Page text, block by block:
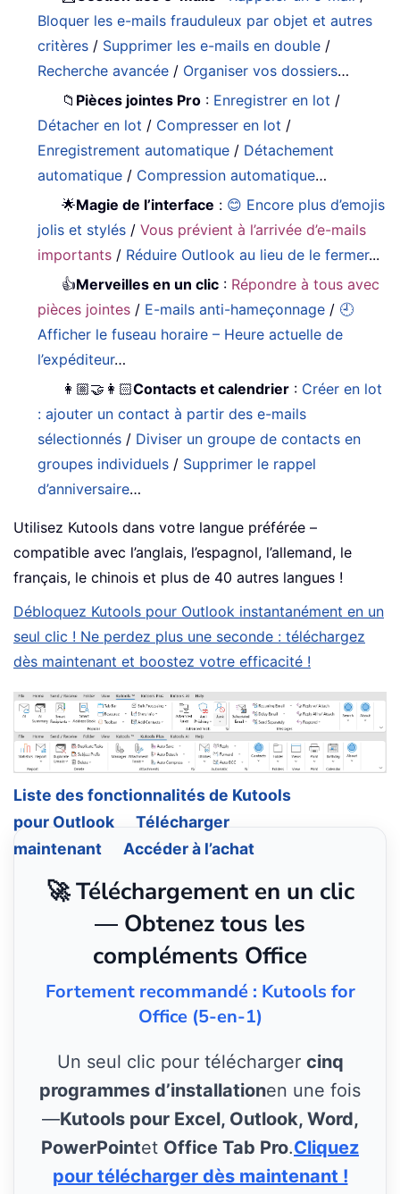
Bloquer les e-mails frauduleux par objet et autres
critères / Supprimer les e-mails en double /
Recherche avancée / Organiser vos dossiers…
📁 Pièces jointes Pro : Enregistrer en lot /
Détacher en lot / Compresser en lot /
Enregistrement automatique / Détachement
automatique / Compression automatique…
🌟Magie de l’interface : 😊 Encore plus d’emojis
jolis et stylés /Vous prévient à l’arrivée d’e-mails
importants / Réduire Outlook au lieu de le fermer...
👍Merveilles en un clic : Répondre à tous avec
pièces jointes / E-mails anti-hameçonnage / 🕘
Afficher le fuseau horaire – Heure actuelle de
l’expéditeur…
👩🏼‍🤝‍👩🏻Contacts et calendrier : Créer en lot
: ajouter un contact à partir des e-mails
sélectionnés / Diviser un groupe de contacts en
groupes individuels / Supprimer le rappel
d’anniversaire…
Utilisez Kutools dans votre langue préférée –
compatible avec l’anglais, l’espagnol, l’allemand, le
français, le chinois et plus de 40 autres langues !
Débloquez Kutools pour Outlook instantanément en un
seul clic ! Ne perdez plus une seconde : téléchargez
dès maintenant et boostez votre efficacité !
Liste des fonctionnalités de Kutools
pour Outlook
Télécharger
maintenant
Accéder à l’achat
🚀 Téléchargement en un clic
— Obtenez tous les
compléments Office
Fortement recommandé : Kutools for
Office (5-en-1)
Un seul clic pour télécharger cinq
programmes d’installationen une fois
—Kutools pour Excel, Outlook, Word,
PowerPointet Office Tab Pro.Cliquez
pour télécharger dès maintenant !